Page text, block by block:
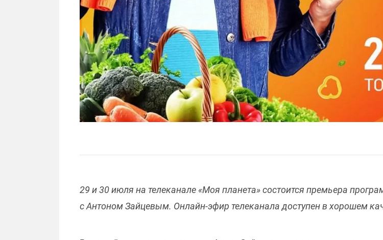
29 и 30 июля на телеканале «Моя планета» состоится премьера
с Антоном Зайцевым. Онлайн-эфир телеканала доступен в хорошем